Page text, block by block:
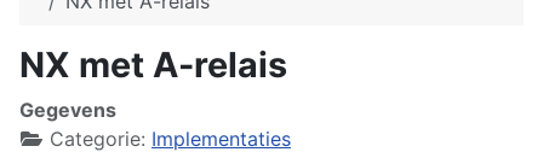
NX met A-relais
Gegevens
Categorie: Implementaties